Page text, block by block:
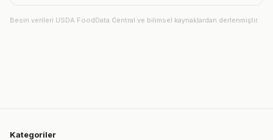
Besin verileri USDA FoodData Central ve bilimsel kaynaklardan derlenmiştir.
Kategoriler